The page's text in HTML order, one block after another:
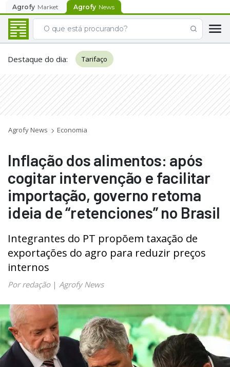
Agrofy Market Agrofy News
Destaque do dia: Tarifaço
Agrofy News Economia
Inflação dos alimentos: após
cogitar intervenção e facilitar
importação, governo retoma
ideia de “retenciones” no Brasil
Integrantes do PT propõem taxação de
exportações do agro para reduzir preços
internos
Por redação| Agrofy News